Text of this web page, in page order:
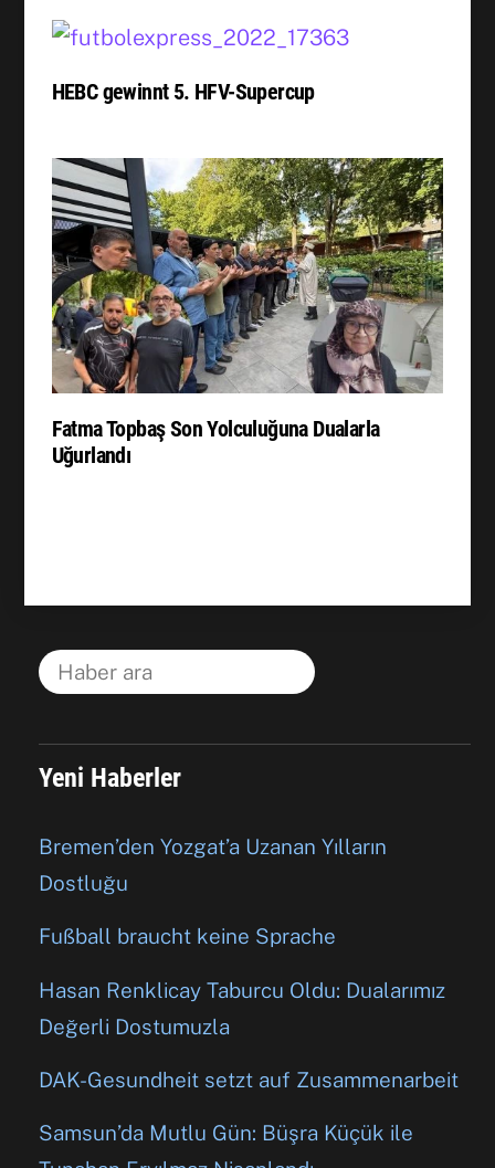
HEBC gewinnt 5. HFV-Supercup
Fatma Topbaş Son Yolculuğuna Dualarla
Uğurlandı
Yeni Haberler
Bremen’den Yozgat’a Uzanan Yılların
Dostluğu
Fußball braucht keine Sprache
Hasan Renklicay Taburcu Oldu: Dualarımız
Değerli Dostumuzla
DAK-Gesundheit setzt auf Zusammenarbeit
Samsun’da Mutlu Gün: Büşra Küçük ile